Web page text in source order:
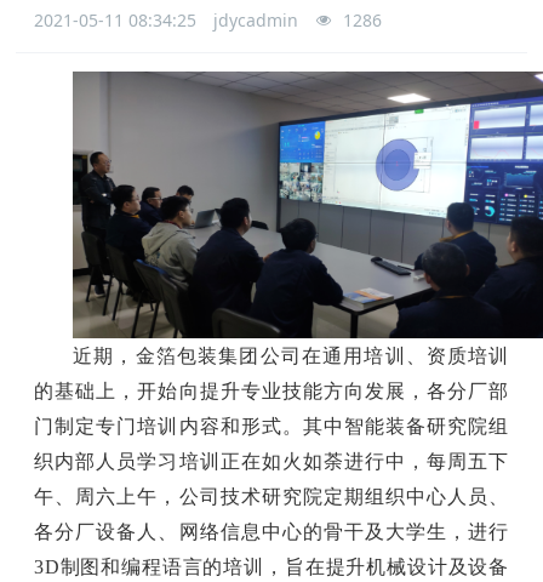
2021-05-11 08:34:25 jdycadmin 1286
近期，金箔包装集团公司在通用培训、资质培训
的基础上，开始向提升专业技能方向发展，各分厂部
门制定专门培训内容和形式。其中智能装备研究院组
织内部人员学习培训正在如火如荼进行中，每周五下
午、周六上午，公司技术研究院定期组织中心人员、
各分厂设备人、网络信息中心的骨干及大学生，进行
3D制图和编程语言的培训，旨在提升机械设计及设备